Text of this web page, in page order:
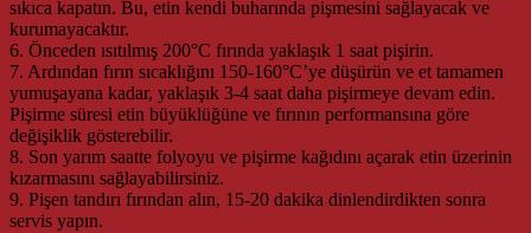
sıkıca kapatın. Bu, etin kendi buharında pişmesini sağlayacak ve
kurumayacaktır.
6. Önceden ısıtılmış 200°C fırında yaklaşık 1 saat pişirin.
7. Ardından fırın sıcaklığını 150-160°C’ye düşürün ve et tamamen
yumuşayana kadar, yaklaşık 3-4 saat daha pişirmeye devam edin.
Pişirme süresi etin büyüklüğüne ve fırının performansına göre
değişiklik gösterebilir.
8. Son yarım saatte folyoyu ve pişirme kağıdını açarak etin üzerinin
kızarmasını sağlayabilirsiniz.
9. Pişen tandırı fırından alın, 15-20 dakika dinlendirdikten sonra
servis yapın.